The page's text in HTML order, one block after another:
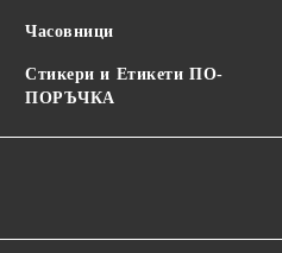
Часовници
Стикери и Етикети ПО-
ПОРЪЧКА